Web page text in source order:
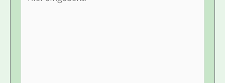
eingeben…